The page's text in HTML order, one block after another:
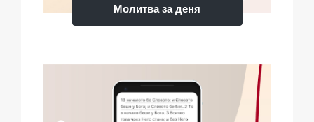
Молитва за деня